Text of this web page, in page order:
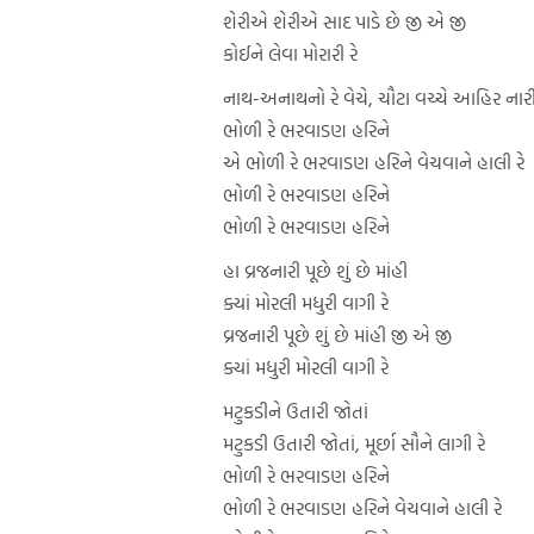
શેરીએ શેરીએ સાદ પાડે છે જી એ જી
કોઈને લેવા મોરારી રે
નાથ-અનાથનો રે વેચે, ચૌટા વચ્ચે આહિર
ભોળી રે ભરવાડણ હરિને
એ ભોળી રે ભરવાડણ હરિને વેચવાને હાલી રે
ભોળી રે ભરવાડણ હરિને
ભોળી રે ભરવાડણ હરિને
હા વ્રજનારી પૂછે શું છે માંહી
ક્યાં મોરલી મધુરી વાગી રે
વ્રજનારી પૂછે શું છે માંહી જી એ જી
ક્યાં મધુરી મોરલી વાગી રે
મટુકડીને ઉતારી જોતાં
મટુકડી ઉતારી જોતાં, મૂર્છા સૌને લાગી રે
ભોળી રે ભરવાડણ હરિને
ભોળી રે ભરવાડણ હરિને વેચવાને હાલી રે